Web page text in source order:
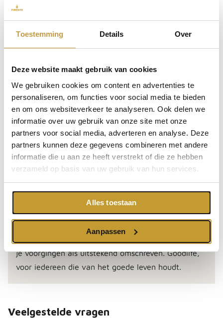
Toestemming Details Over
Deze website maakt gebruik van cookies
We gebruiken cookies om content en advertenties te
personaliseren, om functies voor social media te bieden
en om ons websiteverkeer te analyseren. Ook delen we
informatie over uw gebruik van onze site met onze
partners voor social media, adverteren en analyse. Deze
partners kunnen deze gegevens combineren met andere
informatie die u aan ze heeft verstrekt of die ze hebben
verzameld op basis van uw gebruik van hun services.
Alles toestaan
Aanpassen
Vakmanschap uit Friesland
Vakmanschap is meesterschap! Of het nu gaat om
op een koude winteravond gezellig onder de
veranda te zitten bij een knisperend haardvuur, of
om in de zomer na een BBQ nog even na te
genieten met een lekker drankje: iedereen houdt
van Goodlife ligt dit goede leven binnen handbereik.
je voorgingen als uitstekend omschreven. Goodlife,
voor iedereen die van het goede leven houdt.
Veelgestelde vragen